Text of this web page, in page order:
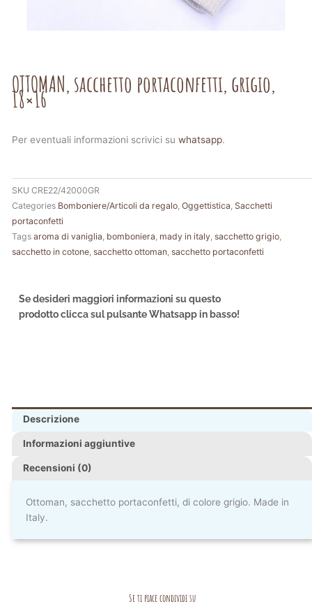
OTTOMAN, sacchetto portaconfetti, grigio,
18×16
Per eventuali informazioni scrivici su whatsapp.
SKU CRE22/42000GR
Categories Bomboniere/Articoli da regalo Oggettistica Sacchetti
portaconfetti
Tags aroma di vaniglia bomboniera mady in italy sacchetto grigio
sacchetto in cotone sacchetto ottoman sacchetto portaconfetti
Se desideri maggiori informazioni su questo
prodotto clicca sul pulsante Whatsapp in basso!
Descrizione
Informazioni aggiuntive
Recensioni (0)
Ottoman, sacchetto portaconfetti, di colore grigio. Made in
Italy.
Se ti piace condividi su